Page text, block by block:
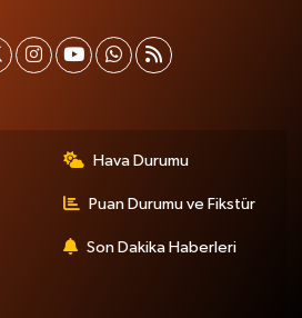
Hava Durumu
Puan Durumu ve Fikstür
Son Dakika Haberleri